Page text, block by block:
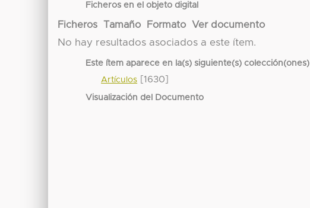
Ficheros en el objeto digital
Ficheros Tamaño Formato
Ver documento
No hay resultados asociados a este ítem.
Este ítem aparece en la(s) siguiente(s) colección(ones)
Artículos [1630]
Visualización del Documento